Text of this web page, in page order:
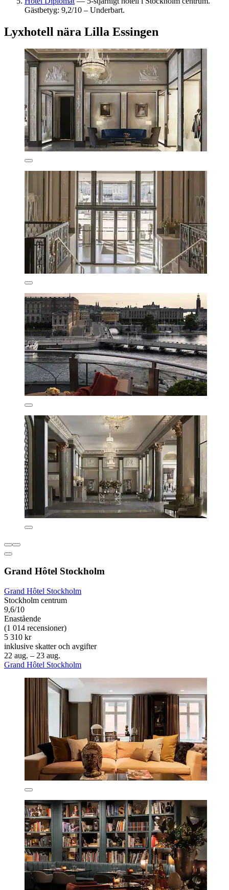
Gästbetyg: 9,2/10 – Underbart.
Lyxhotell nära Lilla Essingen
Grand Hôtel Stockholm
Grand Hôtel Stockholm
Stockholm centrum
9,6/10
Enastående
(1 014 recensioner)
5 310 kr
inklusive skatter och avgifter
22 aug. – 23 aug.
Grand Hôtel Stockholm